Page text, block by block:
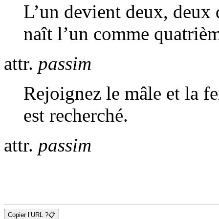
L’un devient deux,
naît l’un comme
attr. passim
Rejoignez le mâle et la
est recherché.
attr. passim
Copier l’URL ?📋